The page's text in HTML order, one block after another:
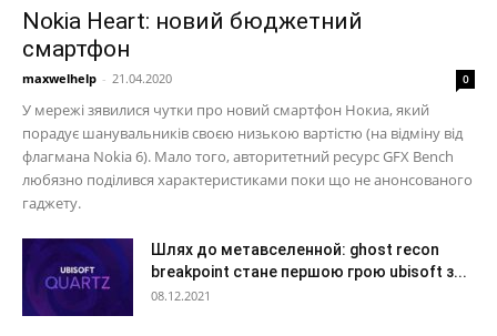
Nokia Heart: новий бюджетний
смартфон
maxwelhelp - 21.04.2020 0
У мережі зявилися чутки про новий смартфон Нокиа, який
порадує шанувальників своєю низькою вартістю (на відміну від
флагмана Nokia 6). Мало того, авторитетний ресурс GFX Bench
любязно поділився характеристиками поки що не анонсованого
гаджету.
Шлях до метавселенной: ghost recon
breakpoint стане першою грою ubisoft з...
08.12.2021